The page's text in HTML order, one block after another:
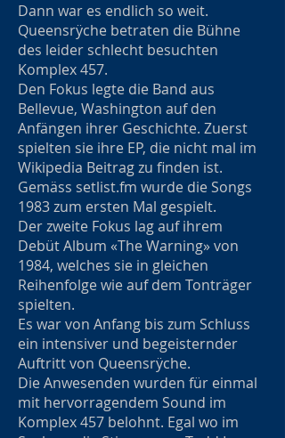
Dann war es endlich so weit.
Queensrÿche betraten die Bühne
des leider schlecht besuchten
Komplex 457.
Den Fokus legte die Band aus
Bellevue, Washington auf den
Anfängen ihrer Geschichte. Zuerst
spielten sie ihre EP, die nicht mal im
Wikipedia Beitrag zu finden ist.
Gemäss setlist.fm wurde die Songs
1983 zum ersten Mal gespielt.
Der zweite Fokus lag auf ihrem
Debüt Album «The Warning» von
1984, welches sie in gleichen
Reihenfolge wie auf dem Tonträger
spielten.
Es war von Anfang bis zum Schluss
ein intensiver und begeisternder
Auftritt von Queensrÿche.
Die Anwesenden wurden für einmal
mit hervorragendem Sound im
Komplex 457 belohnt. Egal wo im